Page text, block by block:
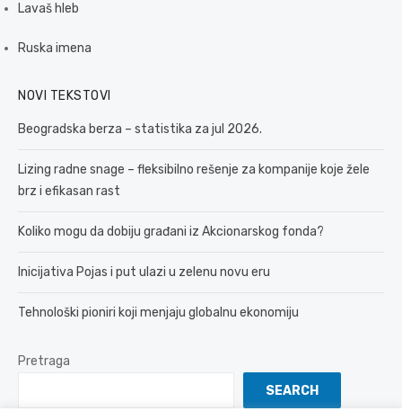
Lavaš hleb
Ruska imena
NOVI TEKSTOVI
Beogradska berza – statistika za jul 2026.
Lizing radne snage – fleksibilno rešenje za kompanije koje žele
brz i efikasan rast
Koliko mogu da dobiju građani iz Akcionarskog fonda?
Inicijativa Pojas i put ulazi u zelenu novu eru
Tehnološki pioniri koji menjaju globalnu ekonomiju
Pretraga
SEARCH